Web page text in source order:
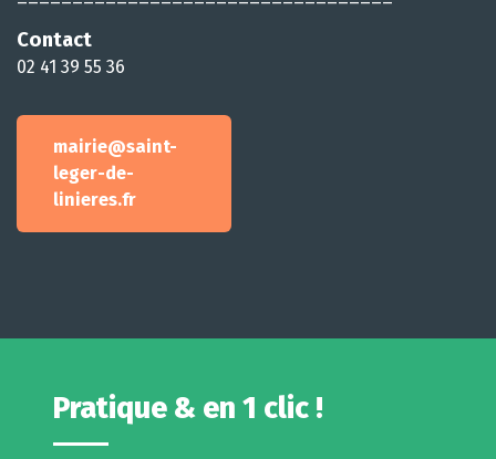
Contact
02 41 39 55 36
mairie@saint-
leger-de-
linieres.fr
Pratique & en 1 clic !